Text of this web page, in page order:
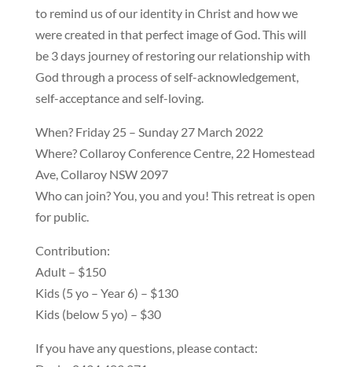
to remind us of our identity in Christ and how we
were created in that perfect image of God. This will
be 3 days journey of restoring our relationship with
God through a process of self-acknowledgement,
self-acceptance and self-loving.
When? Friday 25 – Sunday 27 March 2022
Where? Collaroy Conference Centre, 22 Homestead
Ave, Collaroy NSW 2097
Who can join? You, you and you! This retreat is open
for public.
Contribution:
Adult – $150
Kids (5 yo – Year 6) – $130
Kids (below 5 yo) – $30
If you have any questions, please contact: